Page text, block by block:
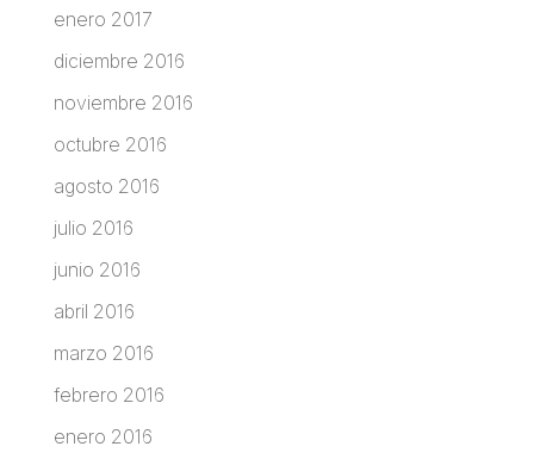
enero 2017
diciembre 2016
noviembre 2016
octubre 2016
agosto 2016
julio 2016
junio 2016
abril 2016
marzo 2016
febrero 2016
enero 2016